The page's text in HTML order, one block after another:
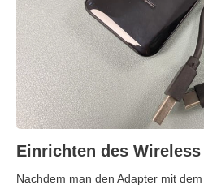
Einrichten des
Nachdem man den Adapter mit